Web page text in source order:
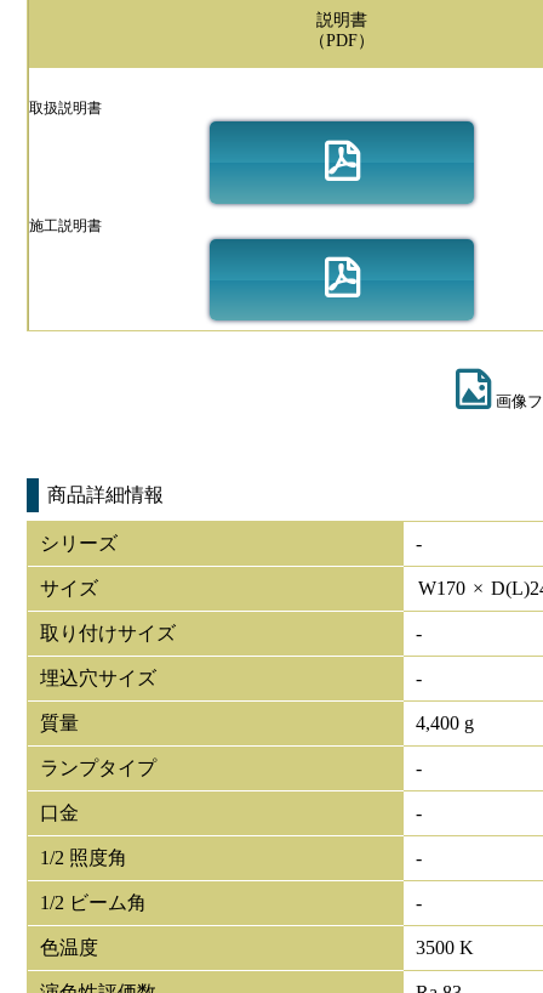
説明書
（PDF）
取扱説明書
施工説明書
画像
商品詳細情報
シリーズ -
サイズ W170 × D(L)
取り付けサイズ -
埋込穴サイズ -
質量 4,400 g
ランプタイプ -
口金 -
1/2 照度角 -
1/2 ビーム角 -
色温度 3500 K